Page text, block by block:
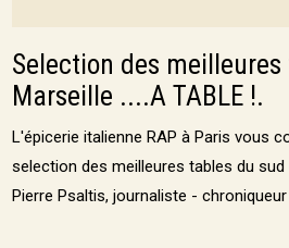
Selection des
Marseille ....A TABLE !.
L'épicerie italienne RAP à Paris vous
selection des meilleures tables du sud
Pierre Psaltis, journaliste -